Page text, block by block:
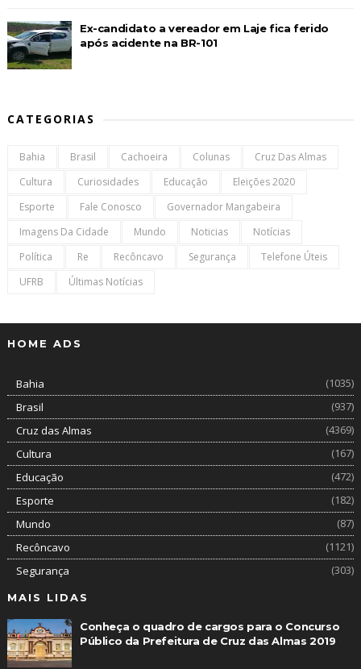
Ex-candidato a vereador em Laje fica ferido
após acidente na BR-101
CATEGORIAS
Bahia Brasil Cachoeira Colunas
Cruz Das Almas
Cultura
Curiosidades Educação
Eleições 2020
Esporte
Fale Conosco
Governador Mangabeira
Imagens Da Cidade
Mundo Noticias
Notícias
Política
Re Recôncavo Segurança
Telefone Úteis
UFRB
Últimas Notícias
HOME ADS
Bahia
(1035)
Brasil
(937)
Cruz das Almas
(4369)
Cultura
(167)
Educação
(472)
Esporte
(182)
Mundo
(87)
Recôncavo
(1121)
Segurança
(303)
MAIS LIDAS
Conheça o quadro de cargos para o Concurso
Público da Prefeitura de Cruz das Almas 2019